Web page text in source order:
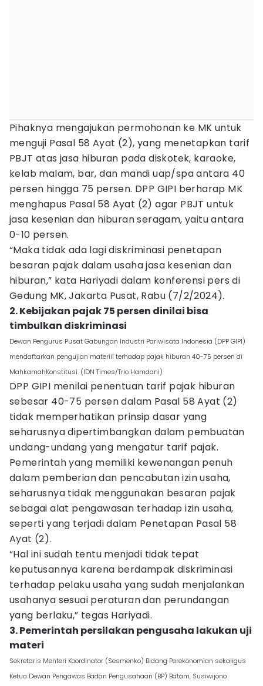
Pihaknya mengajukan permohonan ke MK untuk
menguji Pasal 58 Ayat (2), yang menetapkan tarif
PBJT atas jasa hiburan pada diskotek, karaoke,
kelab malam, bar, dan mandi uap/spa antara 40
persen hingga 75 persen. DPP GIPI berharap MK
menghapus Pasal 58 Ayat (2) agar PBJT untuk
jasa kesenian dan hiburan seragam, yaitu antara
0-10 persen.
“Maka tidak ada lagi diskriminasi penetapan
besaran pajak dalam usaha jasa kesenian dan
hiburan,” kata Hariyadi dalam konferensi pers di
Gedung MK, Jakarta Pusat, Rabu (7/2/2024).
2. Kebijakan pajak 75 persen dinilai bisa
timbulkan diskriminasi
Dewan Pengurus Pusat Gabungan Industri Pariwisata Indonesia (DPP GIPI)
mendaftarkan pengujian materiil terhadap pajak hiburan 40-75 persen di
MahkamahKonstitusi. (IDN Times/Trio Hamdani)
DPP GIPI menilai penentuan tarif pajak hiburan
sebesar 40-75 persen dalam Pasal 58 Ayat (2)
tidak memperhatikan prinsip dasar yang
seharusnya dipertimbangkan dalam pembuatan
undang-undang yang mengatur tarif pajak.
Pemerintah yang memiliki kewenangan penuh
dalam pemberian dan pencabutan izin usaha,
seharusnya tidak menggunakan besaran pajak
sebagai alat pengawasan terhadap izin usaha,
seperti yang terjadi dalam Penetapan Pasal 58
Ayat (2).
“Hal ini sudah tentu menjadi tidak tepat
keputusannya karena berdampak diskriminasi
terhadap pelaku usaha yang sudah menjalankan
usahanya sesuai peraturan dan perundangan
yang berlaku,” tegas Hariyadi.
3. Pemerintah persilakan pengusaha lakukan uji
materi
Sekretaris Menteri Koordinator (Sesmenko) Bidang Perekonomian sekaligus
Ketua Dewan Pengawas Badan Pengusahaan (BP) Batam, Susiwijono